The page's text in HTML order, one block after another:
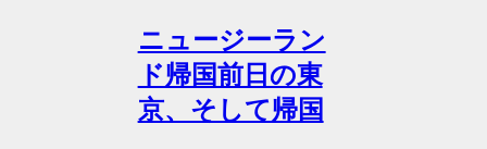
ニュージーラン
ド帰国前日の東
京、そして帰国